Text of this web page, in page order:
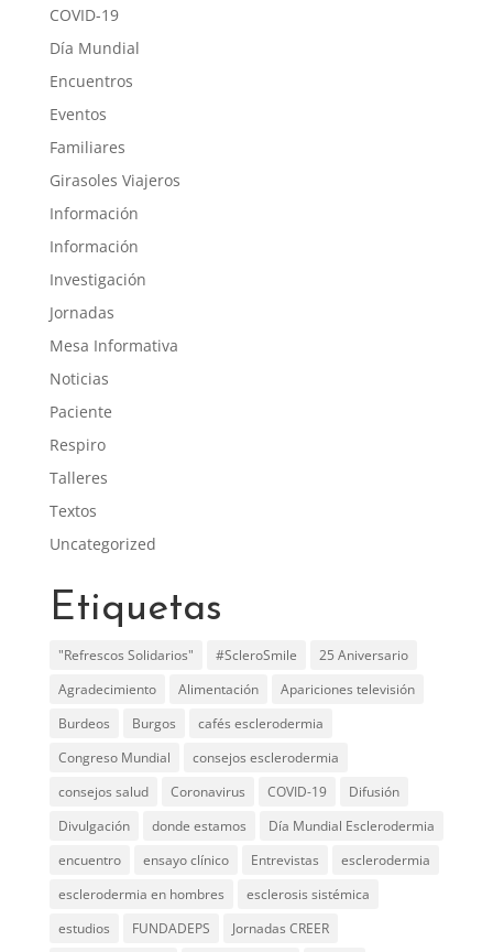
COVID-19
Día Mundial
Encuentros
Eventos
Familiares
Girasoles Viajeros
Información
Información
Investigación
Jornadas
Mesa Informativa
Noticias
Paciente
Respiro
Talleres
Textos
Uncategorized
Etiquetas
"Refrescos Solidarios" #ScleroSmile
25 Aniversario
Agradecimiento
Alimentación
Apariciones televisión
Burdeos
Burgos
cafés esclerodermia
Congreso Mundial
consejos esclerodermia
consejos salud
Coronavirus COVID-19
Difusión
Divulgación
donde estamos
Día Mundial Esclerodermia
encuentro
ensayo clínico Entrevistas
esclerodermia
esclerodermia en hombres
esclerosis sistémica
estudios
FUNDADEPS
Jornadas CREER